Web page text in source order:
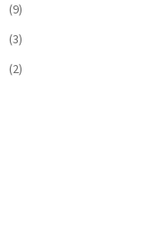
(9)
(3)
(2)